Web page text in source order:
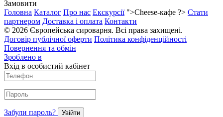
Замовити
Головна Каталог Про нас Екскурсії">Cheese-кафе ?> Стати
партнером Доставка і оплата Контакти
© 2026 Європейська сироварня. Всі права захищені.
Договір публічної оферти Політика конфіденційності
Повернення та обмін
Зроблено в
Вхід в особистий кабінет
Забули пароль? Увійти